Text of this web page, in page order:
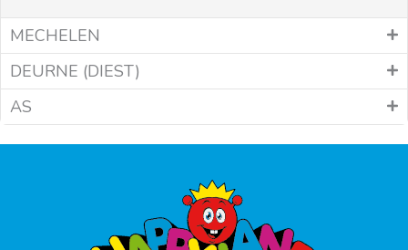
MECHELEN
DEURNE (DIEST)
AS